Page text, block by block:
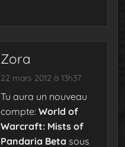
Zora
22 mars 2012 à 13h37
Tu aura un nouveau
compte: World of
Warcraft: Mists of
Pandaria Beta sous